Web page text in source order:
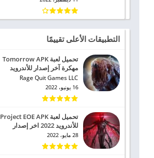
التطبيقات الأعلى تقييمًا
تحميل لعبة Tomorrow APK
مهكرة آخر إصدار للأندرويد
Rage Quit Games LLC
16 يونيو، 2022
تحميل لعبة Project EOE APK
للأندرويد 2022 اخر إصدار
28 مايو، 2022